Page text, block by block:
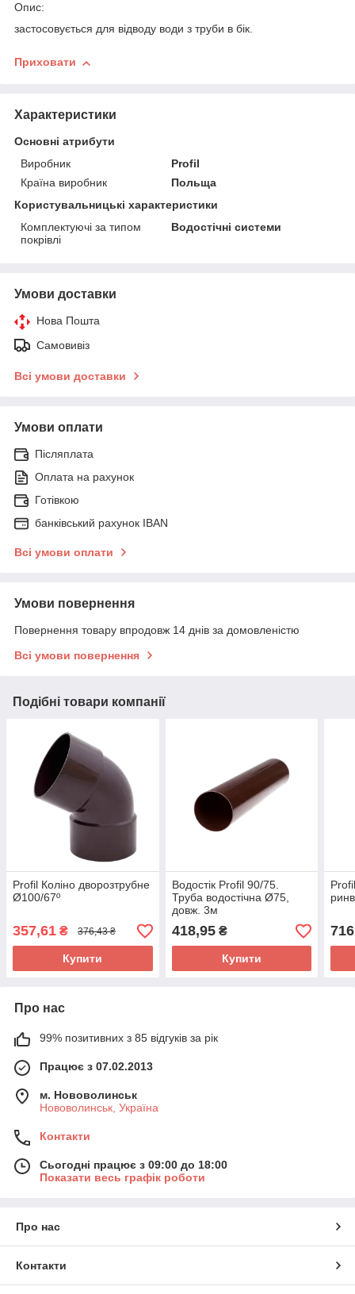
Опис:
застосовується для відводу води з труби в бік.
Приховати
Характеристики
Основні атрибути
Виробник
Profil
Країна виробник
Польща
Користувальницькі характеристики
Комплектуючі за типом
покрівлі
Водостічні системи
Умови доставки
Нова Пошта
Самовивіз
Всі умови доставки
Умови оплати
Післяплата
Оплата на рахунок
Готівкою
банківський рахунок IBAN
Всі умови оплати
Умови повернення
Повернення товару впродовж 14 днів за домовленістю
Всі умови повернення
Подібні товари компанії
Profil Коліно дворозтрубне
Ø100/67º
357,61 ₴ 376,43 ₴
Купити
Водостік Profil 90/75.
Труба водостічна Ø75,
довж. 3м
418,95₴
Купити
Про нас
99% позитивних з 85 відгуків за рік
Працює з 07.02.2013
м. Нововолинськ
Нововолинськ, Україна
Контакти
Сьогодні працює з 09:00 до 18:00
Показати весь графік роботи
Про нас
Контакти